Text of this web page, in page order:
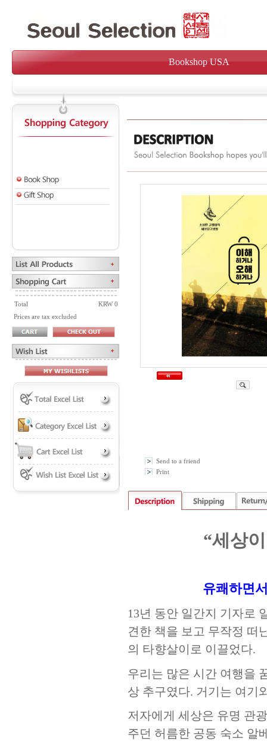
Bookshop USA
Total
KRW 0
Prices are tax excluded
Send to a friend
Print
“세상
유쾌하면
13년 동안 일간지 기자로
견한 책을 보고 무작정 떠
의 타향살이로 이끌었다.
우리는 많은 시간 여행을
상 추구였다. 거기는 여기
저자에게 세상은 유명 관
주던 허름한 공동 숙소 알